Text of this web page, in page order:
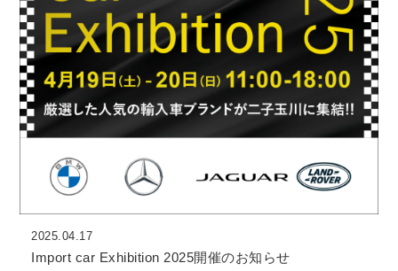
2025.04.17
Import car Exhibition 2025開催のお知らせ